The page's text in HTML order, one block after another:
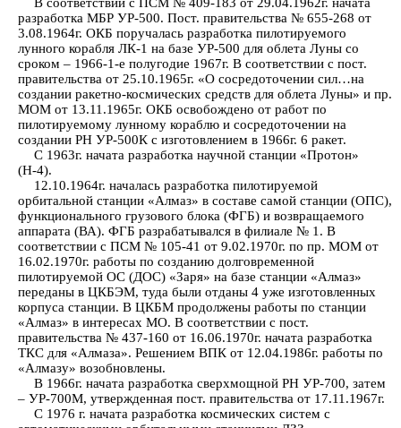
разработка МБР УР-500. Пост. правительства № 655-268 от
3.08.1964г. ОКБ поручалась разработка пилотируемого
лунного корабля ЛК-1 на базе УР-500 для облета Луны со
сроком – 1966-1-е полугодие 1967г. В соответствии с пост.
правительства от 25.10.1965г. «О сосредоточении сил…на
создании ракетно-космических средств для облета Луны» и пр.
МОМ от 13.11.1965г. ОКБ освобождено от работ по
пилотируемому лунному кораблю и сосредоточении на
создании РН УР-500К с изготовлением в 1966г. 6 ракет.
С 1963г. начата разработка научной станции «Протон»
(Н-4).
12.10.1964г. началась разработка пилотируемой
орбитальной станции «Алмаз» в составе самой станции (ОПС),
функционального грузового блока (ФГБ) и возвращаемого
аппарата (ВА). ФГБ разрабатывался в филиале № 1. В
соответствии с ПСМ № 105-41 от 9.02.1970г. по пр. МОМ от
16.02.1970г. работы по созданию долговременной
пилотируемой ОС (ДОС) «Заря» на базе станции «Алмаз»
переданы в ЦКБЭМ, туда были отданы 4 уже изготовленных
корпуса станции. В ЦКБМ продолжены работы по станции
«Алмаз» в интересах МО. В соответствии с пост.
правительства № 437-160 от 16.06.1970г. начата разработка
ТКС для «Алмаза». Решением ВПК от 12.04.1986г. работы по
«Алмазу» возобновлены.
В 1966г. начата разработка сверхмощной РН УР-700, затем
– УР-700М, утвержденная пост. правительства от 17.11.1967г.
С 1976 г. начата разработка космических систем с